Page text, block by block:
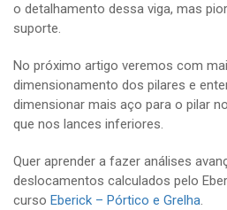
o detalhamento dessa viga, mas
suporte.
No próximo artigo veremos com
dimensionamento dos pilares e
dimensionar mais aço para o pilar
que nos lances inferiores.
Quer aprender a fazer análises
deslocamentos calculados pelo
curso Eberick – Pórtico e Grelha.